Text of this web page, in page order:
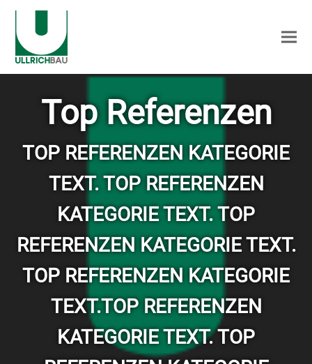
Top Referenzen
TOP REFERENZEN KATEGORIE
TEXT. TOP REFERENZEN
KATEGORIE TEXT. TOP
REFERENZEN KATEGORIE TEXT.
TOP REFERENZEN KATEGORIE
TEXT.TOP REFERENZEN
KATEGORIE TEXT. TOP